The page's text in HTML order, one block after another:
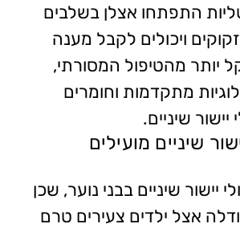
התפתחו אצלן בשלבים
ויכולים לקבל מענה
יותר מהטיפול המסורתי,
מתקדמות וחומרים
שיניים.
שיניים מועילים
יישור שיניים בבני נוער, שכן
אצל ילדים צעירים טרם